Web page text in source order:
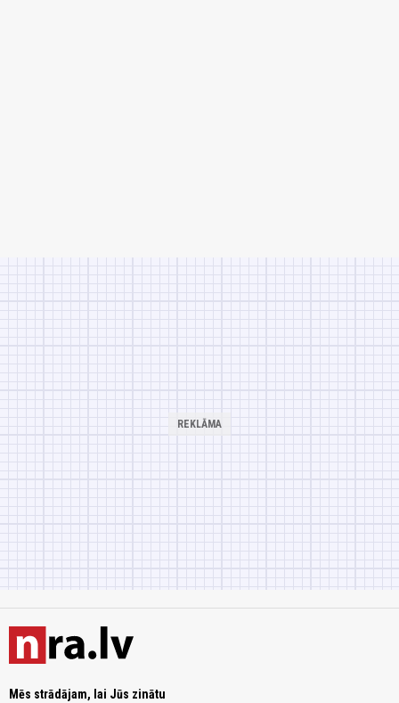
Mēs strādājam, lai Jūs zinātu